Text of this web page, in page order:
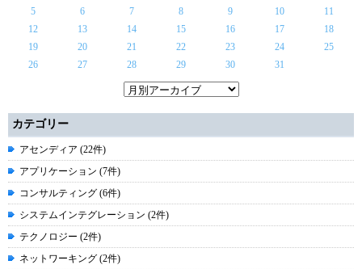
5
6 7 8 9 10
11
12
13 14 15 16 17
18
19
20 21 22 23 24
25
26
27 28 29 30 31
カテゴリー
アセンディア (22件)
アプリケーション (7件)
コンサルティング (6件)
システムインテグレーション (2件)
テクノロジー (2件)
ネットワーキング (2件)